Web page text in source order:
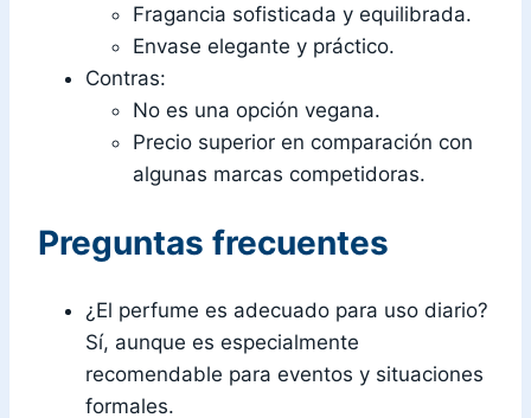
Fragancia sofisticada y equilibrada.
Envase elegante y práctico.
Contras:
No es una opción vegana.
Precio superior en comparación con
algunas marcas competidoras.
Preguntas frecuentes
¿El perfume es adecuado para uso diario?
Sí, aunque es especialmente
recomendable para eventos y situaciones
formales.